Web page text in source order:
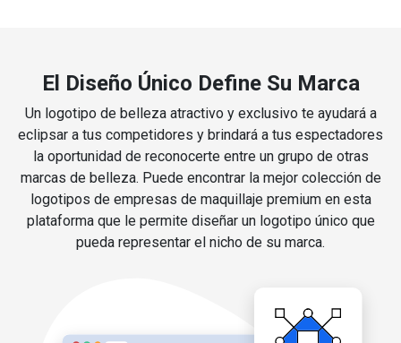
El Diseño Único Define Su Marca
Un logotipo de belleza atractivo y exclusivo te ayudará a
eclipsar a tus competidores y brindará a tus espectadores
la oportunidad de reconocerte entre un grupo de otras
marcas de belleza. Puede encontrar la mejor colección de
logotipos de empresas de maquillaje premium en esta
plataforma que le permite diseñar un logotipo único que
pueda representar el nicho de su marca.